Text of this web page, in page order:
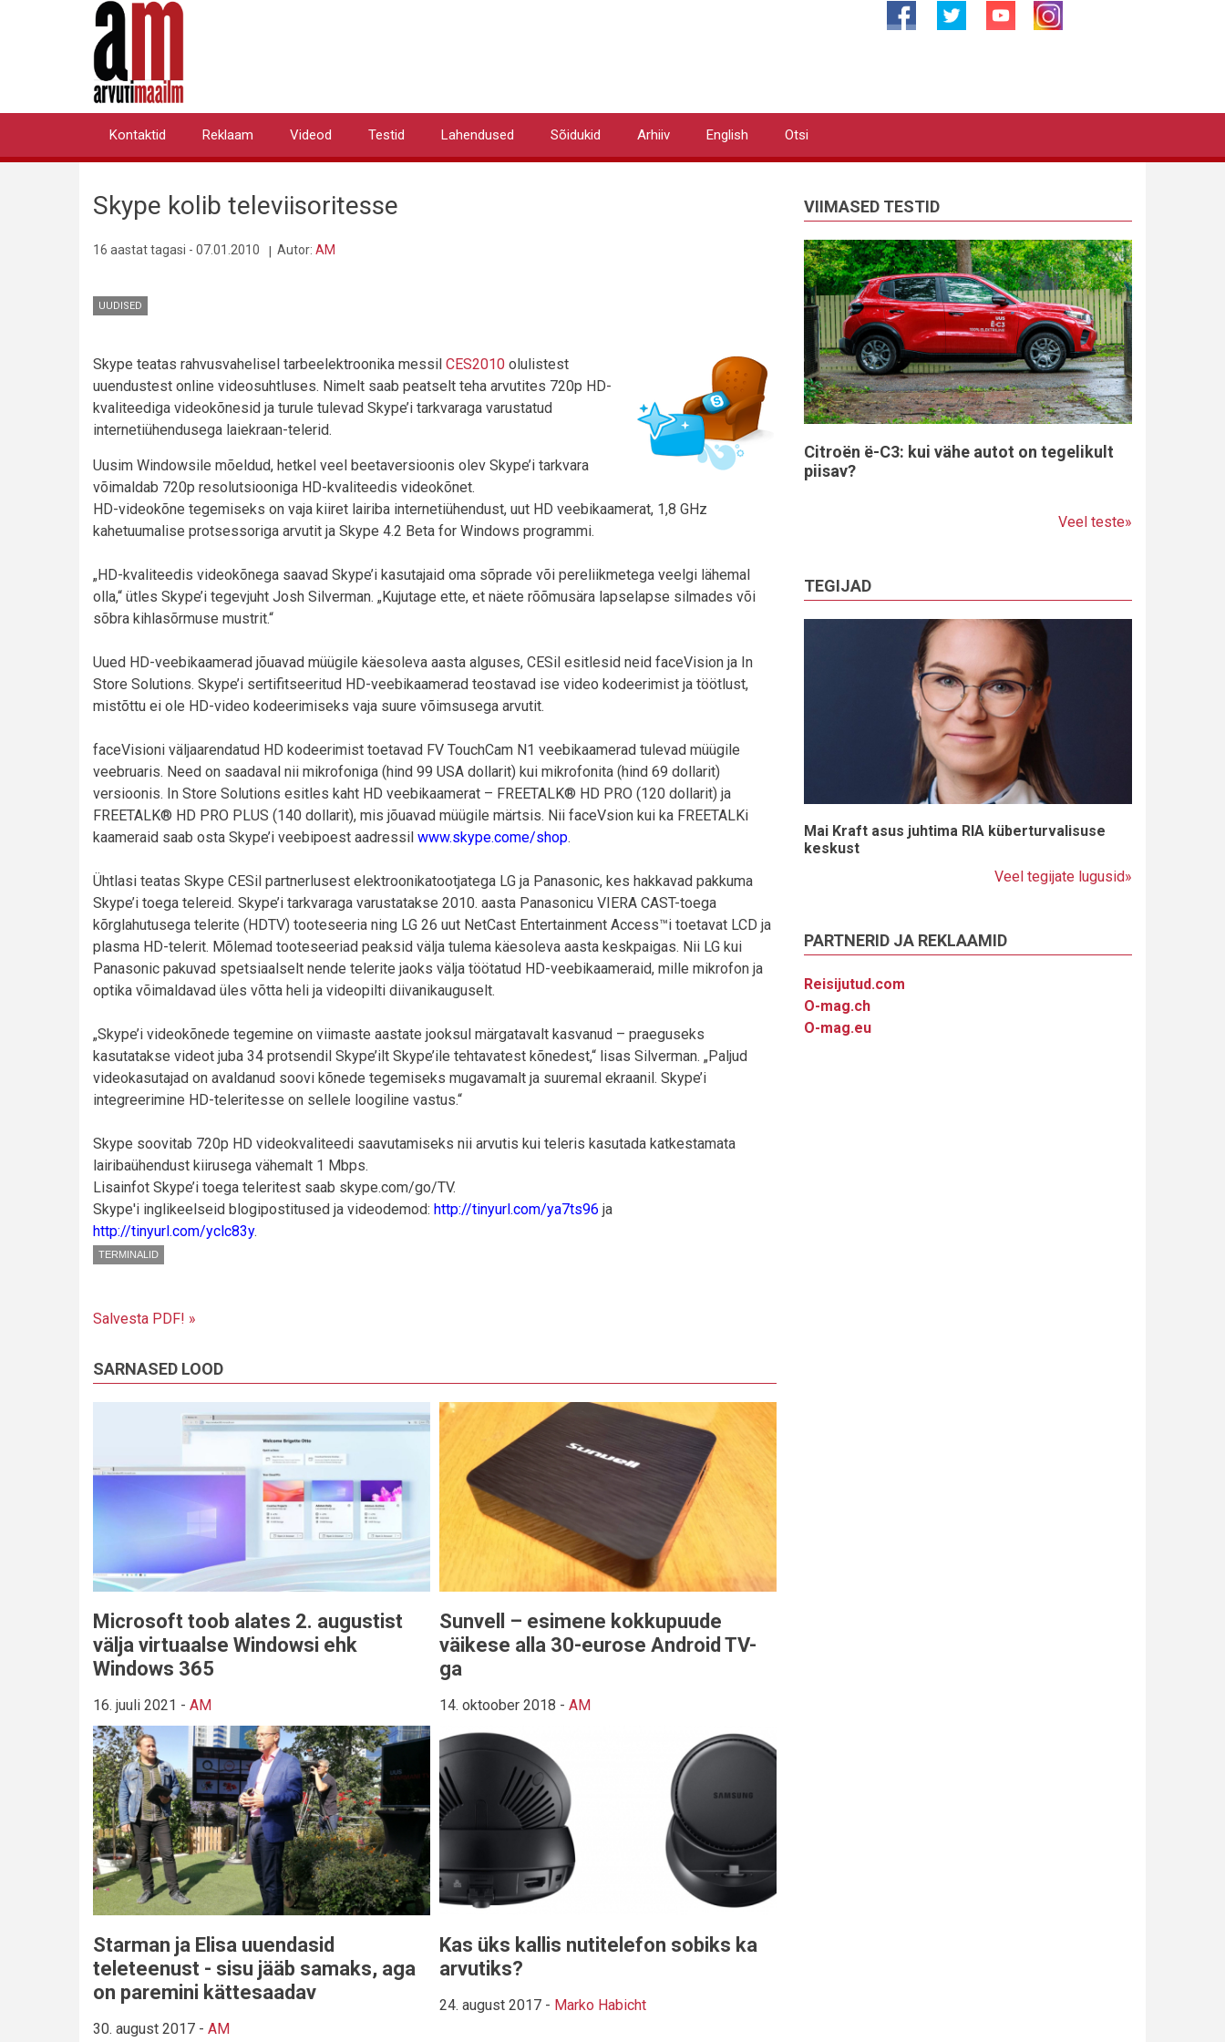
Primary
Kontaktid Reklaam Videod Testid Lahendused Sõidukid Arhiiv English Otsi
Skype kolib televiisoritesse
16 aastat tagasi - 07.01.2010 Autor: AM
UUDISED
Skype teatas rahvusvahelisel tarbeelektroonika messil CES2010 olulistest
uuendustest online videosuhtluses. Nimelt saab peatselt teha arvutites 720p HD-
kvaliteediga videokõnesid ja turule tulevad Skype’i tarkvaraga varustatud
internetiühendusega laiekraan-telerid.
Uusim Windowsile mõeldud, hetkel veel beetaversioonis olev Skype’i tarkvara
võimaldab 720p resolutsiooniga HD-kvaliteedis videokõnet.
HD-videokõne tegemiseks on vaja kiiret lairiba internetiühendust, uut HD veebikaamerat, 1,8 GHz
kahetuumalise protsessoriga arvutit ja Skype 4.2 Beta for Windows programmi.
„HD-kvaliteedis videokõnega saavad Skype’i kasutajaid oma sõprade või pereliikmetega veelgi lähemal
olla,“ ütles Skype’i tegevjuht Josh Silverman. „Kujutage ette, et näete rõõmusära lapselapse silmades või
sõbra kihlasõrmuse mustrit.“
Uued HD-veebikaamerad jõuavad müügile käesoleva aasta alguses, CESil esitlesid neid faceVision ja In
Store Solutions. Skype’i sertifitseeritud HD-veebikaamerad teostavad ise video kodeerimist ja töötlust,
mistõttu ei ole HD-video kodeerimiseks vaja suure võimsusega arvutit.
faceVisioni väljaarendatud HD kodeerimist toetavad FV TouchCam N1 veebikaamerad tulevad müügile
veebruaris. Need on saadaval nii mikrofoniga (hind 99 USA dollarit) kui mikrofonita (hind 69 dollarit)
versioonis. In Store Solutions esitles kaht HD veebikaamerat – FREETALK® HD PRO (120 dollarit) ja
FREETALK® HD PRO PLUS (140 dollarit), mis jõuavad müügile märtsis. Nii faceVsion kui ka FREETALKi
kaameraid saab osta Skype’i veebipoest aadressil www.skype.come/shop.
Ühtlasi teatas Skype CESil partnerlusest elektroonikatootjatega LG ja Panasonic, kes hakkavad pakkuma
Skype’i toega telereid. Skype’i tarkvaraga varustatakse 2010. aasta Panasonicu VIERA CAST-toega
kõrglahutusega telerite (HDTV) tooteseeria ning LG 26 uut NetCast Entertainment Access™i toetavat LCD ja
plasma HD-telerit. Mõlemad tooteseeriad peaksid välja tulema käesoleva aasta keskpaigas. Nii LG kui
Panasonic pakuvad spetsiaalselt nende telerite jaoks välja töötatud HD-veebikaameraid, mille mikrofon ja
optika võimaldavad üles võtta heli ja videopilti diivanikauguselt.
„Skype’i videokõnede tegemine on viimaste aastate jooksul märgatavalt kasvanud – praeguseks
kasutatakse videot juba 34 protsendil Skype’ilt Skype’ile tehtavatest kõnedest,“ lisas Silverman. „Paljud
videokasutajad on avaldanud soovi kõnede tegemiseks mugavamalt ja suuremal ekraanil. Skype’i
integreerimine HD-teleritesse on sellele loogiline vastus.“
Skype soovitab 720p HD videokvaliteedi saavutamiseks nii arvutis kui teleris kasutada katkestamata
lairibaühendust kiirusega vähemalt 1 Mbps.
Lisainfot Skype’i toega teleritest saab skype.com/go/TV.
Skype'i inglikeelseid blogipostitused ja videodemod: http://tinyurl.com/ya7ts96 ja
http://tinyurl.com/yclc83y.
TERMINALID
Salvesta PDF! »
SARNASED LOOD
Microsoft toob alates 2. augustist
välja virtuaalse Windowsi ehk
Windows 365
16. juuli 2021 - AM
Sunvell – esimene kokkupuude
väikese alla 30-eurose Android TV-
ga
14. oktoober 2018 - AM
Starman ja Elisa uuendasid
teleteenust - sisu jääb samaks, aga
on paremini kättesaadav
30. august 2017 - AM
Kas üks kallis nutitelefon sobiks ka
arvutiks?
24. august 2017 - Marko Habicht
VIIMASED TESTID
Citroën ë-C3: kui vähe autot on tegelikult
piisav?
Veel teste»
TEGIJAD
Mai Kraft asus juhtima RIA küberturvalisuse
keskust
Veel tegijate lugusid»
PARTNERID JA REKLAAMID
Reisijutud.com
O-mag.ch
O-mag.eu